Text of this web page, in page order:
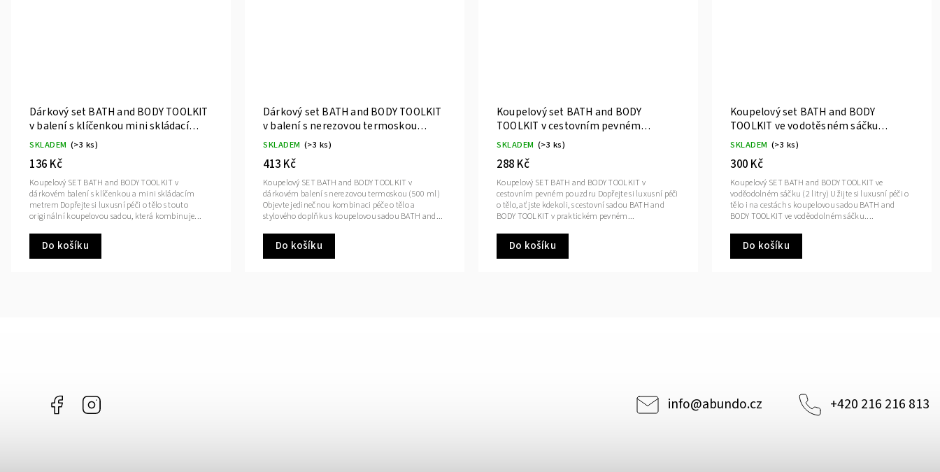
Dárkový set BATH and BODY TOOLKIT
v balení s klíčenkou mini skládací
metr a sprchový gel ACCENTRA
SKLADEM (>3 ks)
136 Kč
Do košíku
Koupelový SET BATH and BODY TOOLKIT v
dárkovém balení s klíčenkou a mini skládacím
metrem Dopřejte si luxusní péči o tělo s touto
originální koupelovou sadou, která kombinuje...
Dárkový set BATH and BODY TOOLKIT
v balení s nerezovou termoskou
SKLADEM (>3 ks)
413 Kč
Do košíku
Koupelový SET BATH and BODY TOOLKIT v
dárkovém balení s nerezovou termoskou (500 ml)
Objevte jedinečnou kombinaci péče o tělo a
stylového doplňku s koupelovou sadou BATH and...
Koupelový set BATH and BODY
TOOLKIT v cestovním pevném
pouzdru ACCENTRA
SKLADEM (>3 ks)
288 Kč
Do košíku
Koupelový SET BATH and BODY TOOLKIT v
cestovním pevném pouzdru Dopřejte si luxusní péči
o tělo, ať jste kdekoli, s cestovní sadou BATH and
BODY TOOLKIT v praktickém pevném...
Koupelový set BATH and BODY
TOOLKIT ve vodotěsném sáčku
ACCENTRA
SKLADEM (>3 ks)
300 Kč
Do košíku
Koupelový SET BATH and BODY TOOLKIT ve
voděodolném sáčku (2 litry) Užijte si luxusní péči o
tělo i na cestách s koupelovou sadou BATH and
BODY TOOLKIT ve voděodolném sáčku....
Facebook info@abundo.cz +420 216 216 813